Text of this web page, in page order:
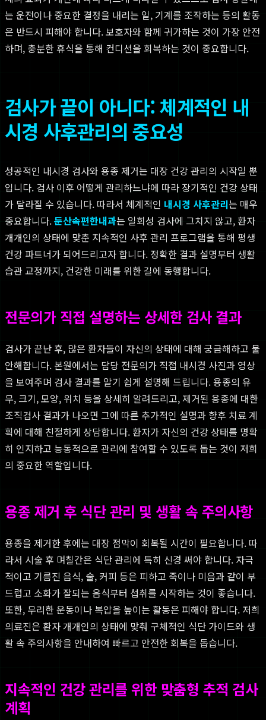
는 운전이나 중요한 결정을 내리는 일, 기계를 조작하는 등의 활동
은 반드시 피해야 합니다. 보호자와 함께 귀가하는 것이 가장 안전
하며, 충분한 휴식을 통해 컨디션을 회복하는 것이 중요합니다.
검사가 끝이 아니다: 체계적인 내
시경 사후관리의 중요성
성공적인 내시경 검사와 용종 제거는 대장 건강 관리의 시작일 뿐
입니다. 검사 이후 어떻게 관리하느냐에 따라 장기적인 건강 상태
가 달라질 수 있습니다. 따라서 체계적인 내시경 사후관리는 매우
중요합니다.둔산속편한내과는 일회성 검사에 그치지 않고, 환자
개개인의 상태에 맞춘 지속적인 사후 관리 프로그램을 통해 평생
건강 파트너가 되어드리고자 합니다. 정확한 결과 설명부터 생활
습관 교정까지, 건강한 미래를 위한 길에 동행합니다.
전문의가 직접 설명하는 상세한 검사 결과
검사가 끝난 후, 많은 환자들이 자신의 상태에 대해 궁금해하고 불
안해합니다. 본원에서는 담당 전문의가 직접 내시경 사진과 영상
을 보여주며 검사 결과를 알기 쉽게 설명해 드립니다. 용종의 유
무, 크기, 모양, 위치 등을 상세히 알려드리고, 제거된 용종에 대한
조직검사 결과가 나오면 그에 따른 추가적인 설명과 향후 치료 계
획에 대해 친절하게 상담합니다. 환자가 자신의 건강 상태를 명확
히 인지하고 능동적으로 관리에 참여할 수 있도록 돕는 것이 저희
의 중요한 역할입니다.
용종 제거 후 식단 관리 및 생활 속 주의사항
용종을 제거한 후에는 대장 점막이 회복될 시간이 필요합니다. 따
라서 시술 후 며칠간은 식단 관리에 특히 신경 써야 합니다. 자극
적이고 기름진 음식, 술, 커피 등은 피하고 죽이나 미음과 같이 부
드럽고 소화가 잘되는 음식부터 섭취를 시작하는 것이 좋습니다.
또한, 무리한 운동이나 복압을 높이는 활동은 피해야 합니다. 저희
의료진은 환자 개개인의 상태에 맞춰 구체적인 식단 가이드와 생
활 속 주의사항을 안내하여 빠르고 안전한 회복을 돕습니다.
지속적인 건강 관리를 위한 맞춤형 추적 검사
계획